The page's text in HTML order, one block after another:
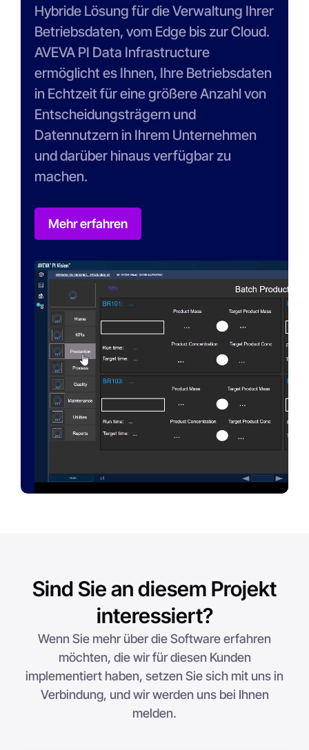
Hybride Lösung für die Verwaltung Ihrer
Betriebsdaten, vom Edge bis zur Cloud.
AVEVA PI Data Infrastructure
ermöglicht es Ihnen, Ihre Betriebsdaten
in Echtzeit für eine größere Anzahl von
Entscheidungsträgern und
Datennutzern in Ihrem Unternehmen
und darüber hinaus verfügbar zu
machen.
Mehr erfahren
Sind Sie an diesem Projekt
interessiert?
Wenn Sie mehr über die Software erfahren
möchten, die wir für diesen Kunden
implementiert haben, setzen Sie sich mit uns in
Verbindung, und wir werden uns bei Ihnen
melden.